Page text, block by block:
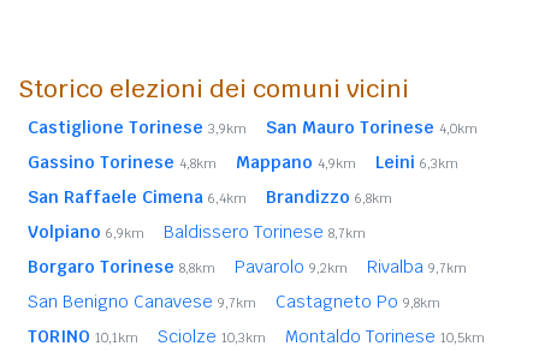
Storico elezioni dei comuni vicini
Castiglione Torinese 3,9km San Mauro Torinese 4,0km
Gassino Torinese 4,8km Mappano 4,9km Leini 6,3km
San Raffaele Cimena 6,4km Brandizzo 6,8km
Volpiano 6,9km Baldissero Torinese 8,7km
Borgaro Torinese 8,8km Pavarolo 9,2km Rivalba 9,7km
San Benigno Canavese 9,7km Castagneto Po 9,8km
TORINO 10,1km Sciolze 10,3km Montaldo Torinese 10,5km